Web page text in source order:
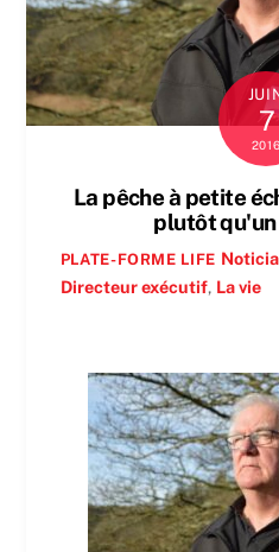
7
2016
La pêche à petite
plutôt
PLATE-FORME LIFE
Directeur exécutif, La vie